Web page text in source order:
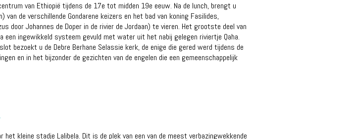
van Ethiopië tijdens de 17e tot midden 19e eeuw. Na de lunch, brengt u
de verschillende Gondarene keizers en het bad van koning Fasilides,
door Johannes de Doper in de rivier de Jordaan) te vieren. Het grootste deel van
ingewikkeld systeem gevuld met water uit het nabij gelegen riviertje Qaha.
bezoekt u de Debre Berhane Selassie kerk, de enige die gered werd tijdens de
en in het bijzonder de gezichten van de engelen die een gemeenschappelijk
kleine stadje Lalibela. Dit is de plek van een van de meest verbazingwekkende